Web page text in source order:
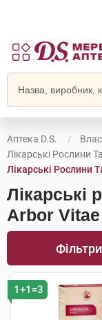
Аптека D.S.
Лікарські Рослини
Лікарські Рослини
Лікарські
Arbor
Фільтри
1+1=3